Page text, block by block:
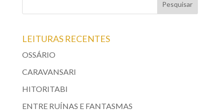
LEITURAS RECENTES
OSSÁRIO
CARAVANSARI
HITORITABI
ENTRE RUÍNAS E FANTASMAS